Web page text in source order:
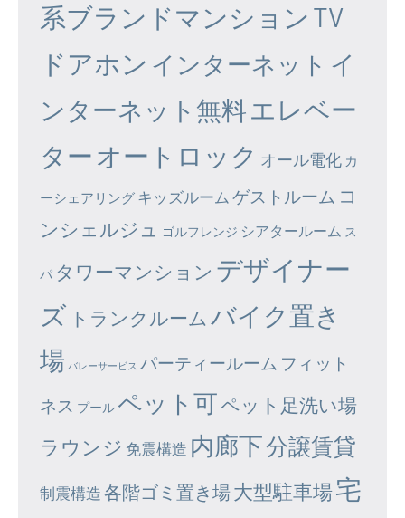
系ブランドマンション TV
ドアホン インターネット イ
ンターネット無料エレベー
ター オートロック オール電化 カ
ーシェアリング キッズルーム ゲストルーム コ
ンシェルジュ
ゴルフレンジ シアタールーム ス
パ タワーマンション デザイナー
ズ トランクルーム バイク置き
場 バレーサービス パーティールーム フィット
ネス プール ペット可ペット足洗い場
ラウンジ 免震構造 内廊下分譲賃貸
制震構造 各階ゴミ置き場大型駐車場宅